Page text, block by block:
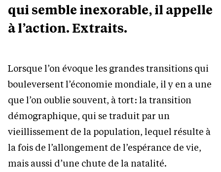
qui semble inexorable, il appelle
à l’action. Extraits.
Lorsque l’on évoque les grandes transitions qui
bouleversent l’économie mondiale, il y en a une
que l’on oublie souvent, à tort : la transition
démographique, qui se traduit par un
vieillissement de la population, lequel résulte à
la fois de l’allongement de l’espérance de vie,
mais aussi d’une chute de la natalité.